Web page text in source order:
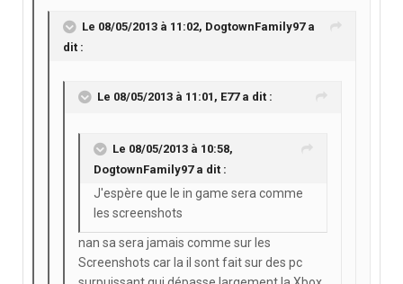
Le 08/05/2013 à 11:02, DogtownFamily97 a
dit :
Le 08/05/2013 à 11:01, E77 a dit :
Le 08/05/2013 à 10:58,
DogtownFamily97 a dit :
J'espère que le in game sera comme
les screenshots
nan sa sera jamais comme sur les
Screenshots car la il sont fait sur des pc